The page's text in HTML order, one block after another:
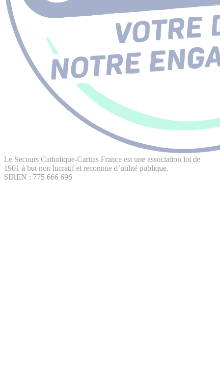
Le Secours Catholique-Caritas France est une association loi de
1901 à but non lucratif et reconnue d’utilité publique.
SIREN : 775 666 696